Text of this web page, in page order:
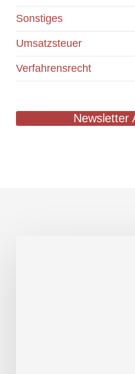
Sonstiges
Umsatzsteuer
Verfahrensrecht
Newsletter